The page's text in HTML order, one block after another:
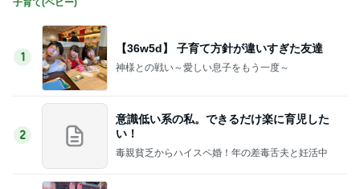
子育て(ベビー)
1
【36w5d】 子育て方針が違いすぎた友達
神様との戦い～愛しい息子をもう一度～
2
意識低い系の私。できるだけ楽に育児した
い！
毒親貧乏からハイスペ婚！年の差毒舌夫と妊活中